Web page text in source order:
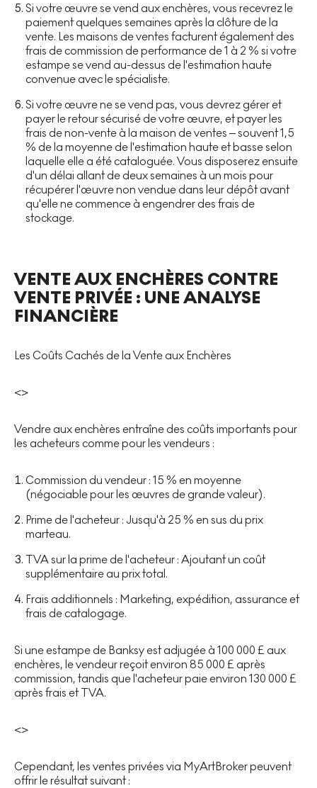
Si votre œuvre se vend aux enchères, vous recevrez le
paiement quelques semaines après la clôture de la
vente. Les maisons de ventes facturent également des
frais de commission de performance de 1 à 2 % si votre
estampe se vend au-dessus de l'estimation haute
convenue avec le spécialiste.
Si votre œuvre ne se vend pas, vous devrez gérer et
payer le retour sécurisé de votre œuvre, et payer les
frais de non-vente à la maison de ventes – souvent 1,5
% de la moyenne de l'estimation haute et basse selon
laquelle elle a été cataloguée. Vous disposerez ensuite
d'un délai allant de deux semaines à un mois pour
récupérer l'œuvre non vendue dans leur dépôt avant
qu'elle ne commence à engendrer des frais de
stockage.
VENTE AUX ENCHÈRES CONTRE
VENTE PRIVÉE : UNE ANALYSE
FINANCIÈRE
Les Coûts Cachés de la Vente aux Enchères
<>
Vendre aux enchères entraîne des coûts importants pour
les acheteurs comme pour les vendeurs :
Commission du vendeur : 15 % en moyenne
(négociable pour les œuvres de grande valeur).
Prime de l'acheteur : Jusqu'à 25 % en sus du prix
marteau.
TVA sur la prime de l'acheteur : Ajoutant un coût
supplémentaire au prix total.
Frais additionnels : Marketing, expédition, assurance et
frais de catalogage.
Si une estampe de Banksy est adjugée à 100 000 £ aux
enchères, le vendeur reçoit environ 85 000 £ après
commission, tandis que l'acheteur paie environ 130 000 £
après frais et TVA.
<>
Cependant, les ventes privées via MyArtBroker peuvent
offrir le résultat suivant :